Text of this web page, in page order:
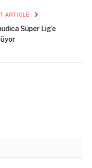
ARTICLE
Süper Lig’e